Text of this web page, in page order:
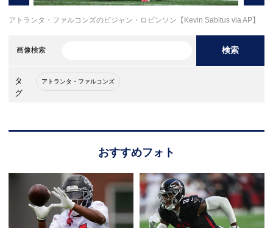
アトランタ・ファルコンズのビジャン・ロビンソン【Kevin Sabitus via AP】
画像検索 検索
タ
グ
アトランタ・ファルコンズ
おすすめフォト